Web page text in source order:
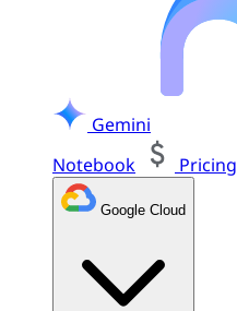
Gemini
Notebook
Pricing
Google Cloud